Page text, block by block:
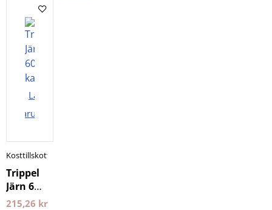
Lägg i
varukorgen
Kosttillskott
Trippel
Järn 60
kapslar
215,26 kr